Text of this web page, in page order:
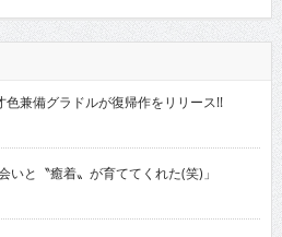
兼備グラドルが復帰作をリリース!!
と〝癒着〟が育ててくれた(笑)」